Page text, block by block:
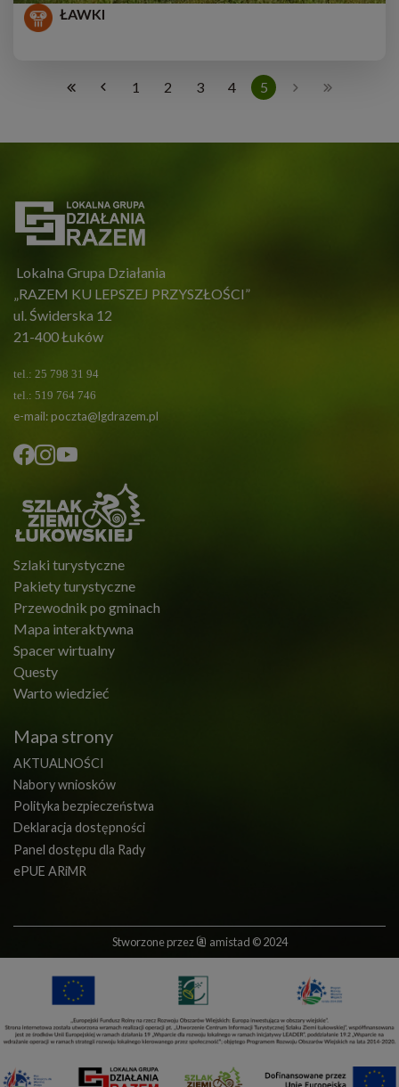
ŁAWKI
1 2 3 4 5
Lokalna Grupa Działania
„RAZEM KU LEPSZEJ PRZYSZŁOŚCI”
ul. Świderska 12
21-400 Łuków
tel.: 25 798 31 94
tel.: 519 764 746
e-mail:poczta@lgdrazem.pl
Szlaki turystyczne
Pakiety turystyczne
Przewodnik po gminach
Mapa interaktywna
Spacer wirtualny
Questy
Warto wiedzieć
Mapa strony
AKTUALNOŚCI
Nabory wniosków
Polityka bezpieczeństwa
Deklaracja dostępności
Panel dostępu dla Rady
ePUE ARiMR
Stworzone przez amistad © 2024